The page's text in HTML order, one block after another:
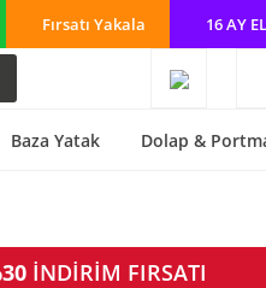
Fırsatı Yakala 16 AY
Baza Yatak Dolap &
İNDİRİM FIRSATI